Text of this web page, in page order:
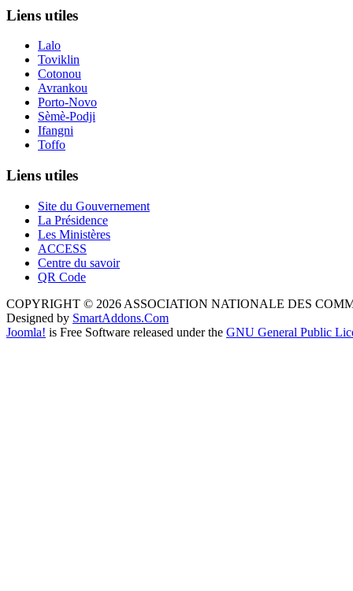
Liens utiles
Lalo
Toviklin
Cotonou
Avrankou
Porto-Novo
Sèmè-Podji
Ifangni
Toffo
Liens utiles
Site du Gouvernement
La Présidence
Les Ministères
ACCESS
Centre du savoir
QR Code
COPYRIGHT © 2026 ASSOCIATION NATIONALE DES
Designed by SmartAddons.Com
Joomla! is Free Software released under the GNU General Public